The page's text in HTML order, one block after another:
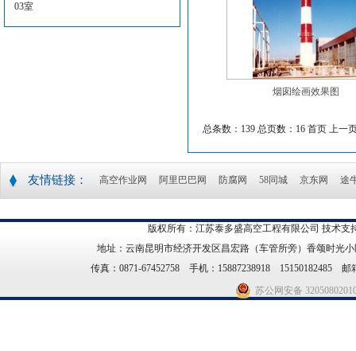
03室
烟囱绘画效果图
总条数：139 总页数：16 首页 上一
友情链接： 高空作业网 阿里巴巴网 防腐网 58同城 京东网 途
版权所有：江苏泰多盛高空工程有限公司 技术支
地址：云南昆明市经济开发区昌宏路（车管所旁）香颂时光
传真：0871-67452758 手机：15887238918 15150182485 邮
苏公网安备